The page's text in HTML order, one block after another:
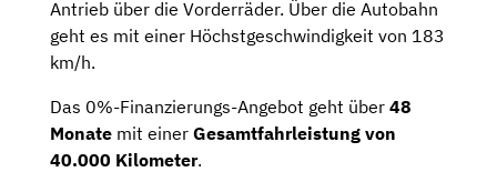
Antrieb über die Vorderräder. Über die Autobahn
geht es mit einer Höchstgeschwindigkeit von 183
km/h.
Das 0%-Finanzierungs-Angebot geht über 48
Monate mit einer Gesamtfahrleistung von
40.000 Kilometer.